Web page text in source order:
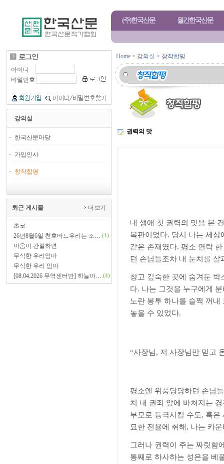
(주)한국산문 월간한국산문
아이디
비밀번호
강의실
한국산문마당
가입인사
창작합평
최근 게시물 더 보기
초코
26년8월6일 천호바느우리는 조… (1)
마음이 간절하면
무식한 우리엄마
무식한 우리 엄마
[08.04.2026 무역센터반] 하늘아… (4)
Home > 강의실 > 창작합평
권력의 맛
내 생애 첫 권력의 맛을 본
복판이었다. 당시 나는 세상
같은 존재였다. 평소 연락
던 손님들조차 내 눈치를
창고 깊숙한 곳에 숨겨둔
다. 나는 그것을 누구에게
노란 봉투 하나를 슬쩍 꺼내
놓을 수 있었다.
“사장님, 저 사장님만 믿고
평소엔 위풍당당하던 손님
치 내 권좌 앞에 바쳐지는
부모로 등극시킬 수도, 혹은
묘한 전율에 취해 , 나는 카
그러나 권력이 주는 짜릿함
통째로 하사하는 성은을 베